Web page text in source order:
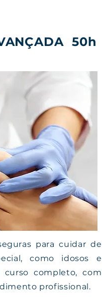
50h
para cuidar de
como idosos e
curso completo, com
profissional.